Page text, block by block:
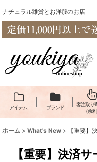
ナチュラル雑貨とお洋服のお店
アイテム ブランド
客注取り
（余剰
ホーム > What's New > 【重要】
【重要】決済